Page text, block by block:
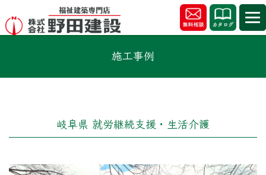
施工事例
岐阜県 就労継続支援・生活介護